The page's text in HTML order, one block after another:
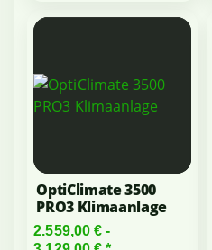
OptiClimate 3500
PRO3 Klimaanlage
2.559,00 € -